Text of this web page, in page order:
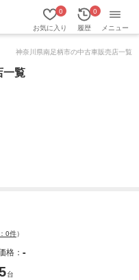
お気に入り
0
履歴
0
メニュー
神奈川県南足柄市の中古車販売店一覧
一覧
0件）
格 -
台